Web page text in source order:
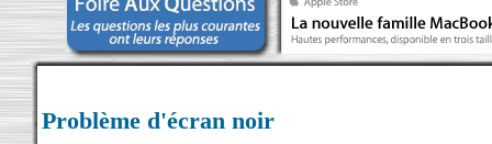
Problème d'écran noir